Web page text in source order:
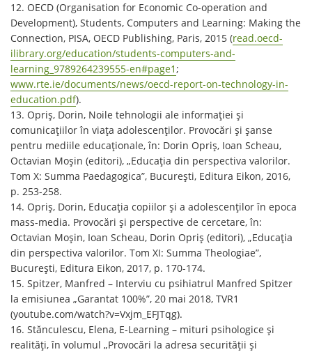
12. OECD (Organisation for Economic Co-operation and
Development), Students, Computers and Learning: Making the
Connection, PISA, OECD Publishing, Paris, 2015 (read.oecd-
ilibrary.org/education/students-computers-and-
learning_9789264239555-en#page1;
www.rte.ie/documents/news/oecd-report-on-technology-in-
education.pdf).
13. Opriş, Dorin, Noile tehnologii ale informaţiei şi
comunicaţiilor în viaţa adolescenţilor. Provocări şi şanse
pentru mediile educaţionale, în: Dorin Opriş, Ioan Scheau,
Octavian Moşin (editori), „Educaţia din perspectiva valorilor.
Tom X: Summa Paedagogica”, Bucureşti, Editura Eikon, 2016,
p. 253-258.
14. Opriş, Dorin, Educaţia copiilor şi a adolescenţilor în epoca
mass-media. Provocări şi perspective de cercetare, în:
Octavian Moşin, Ioan Scheau, Dorin Opriş (editori), „Educaţia
din perspectiva valorilor. Tom XI: Summa Theologiae”,
Bucureşti, Editura Eikon, 2017, p. 170-174.
15. Spitzer, Manfred – Interviu cu psihiatrul Manfred Spitzer
la emisiunea „Garantat 100%”, 20 mai 2018, TVR1
(youtube.com/watch?v=Vxjm_EFJTqg).
16. Stănculescu, Elena, E-Learning – mituri psihologice și
realități, în volumul „Provocări la adresa securităţii şi